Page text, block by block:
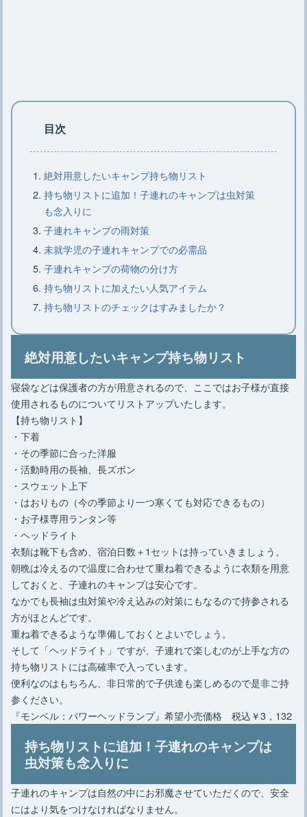
焚き火を安全・簡単に後始末する正し
キャンプで焚き火の灰を処理する簡
単・安全な方法をご紹介
焚き火をするなら知っておこう！正し
い火の消し方とダメな消し方
【焚き火の基本】必要な物やあると便
法、3つのコツや注意点
目次
絶対用意したいキャンプ持ち物リスト
持ち物リストに追加！子連れのキャンプは虫対策
も念入りに
子連れキャンプの雨対策
未就学児の子連れキャンプでの必需品
子連れキャンプの荷物の分け方
持ち物リストに加えたい人気アイテム
持ち物リストのチェックはすみましたか？
絶対用意したいキャンプ持ち物リスト
寝袋などは保護者の方が用意されるので、ここではお子様が直接
使用されるものについてリストアップいたします。
【持ち物リスト】
・下着
・その季節に合った洋服
・活動時用の長袖、長ズボン
・スウェット上下
・はおりもの（今の季節より一つ寒くても対応できるもの）
・お子様専用ランタン等
・ヘッドライト
衣類は靴下も含め、宿泊日数＋1セットは持っていきましょう。
朝晩は冷えるので温度に合わせて重ね着できるように衣類を用意
しておくと、子連れのキャンプは安心です。
なかでも長袖は虫対策や冷え込みの対策にもなるので持参される
方がほとんどです。
重ね着できるような準備しておくとよいでしょう。
そして「ヘッドライト」ですが、子連れで楽しむのが上手な方の
持ち物リストには高確率で入っています。
便利なのはもちろん、非日常的で子供達も楽しめるので是非ご持
参ください。
『モンベル：パワーヘッドランプ』希望小売価格 税込￥3，132
持ち物リストに追加！子連れのキャンプは
虫対策も念入りに
子連れのキャンプは自然の中にお邪魔させていただくので、安全
にはより気をつけなければなりません。